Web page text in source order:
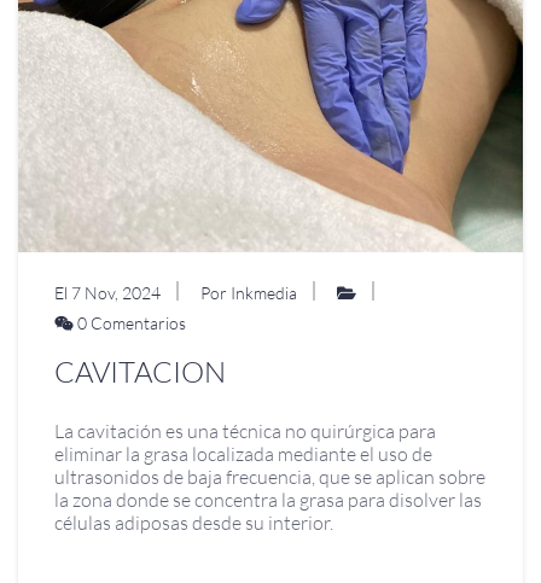
El 7 Nov, 2024
Por Inkmedia
0 Comentarios
CAVITACION
La cavitación es una técnica no quirúrgica para
eliminar la grasa localizada mediante el uso de
ultrasonidos de baja frecuencia, que se aplican sobre
la zona donde se concentra la grasa para disolver las
células adiposas desde su interior.